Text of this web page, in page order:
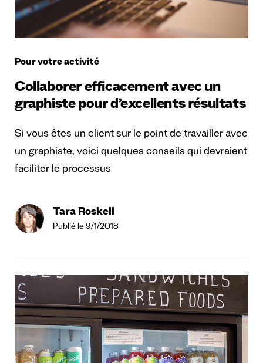
Pour votre activité
Collaborer efficacement avec un
graphiste pour d’excellents résultats
Si vous êtes un client sur le point de travailler avec
un graphiste, voici quelques conseils qui devraient
faciliter le processus
Tara Roskell
Publié le 9/1/2018